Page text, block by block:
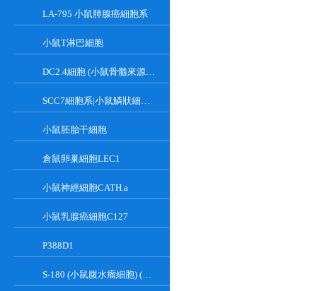
LA-795 小鼠肺腺癌細胞系
小鼠T淋巴細胞
DC2.4細胞 (小鼠骨髓來源樹突狀細胞)
SCC7細胞系|小鼠鱗狀細胞癌細胞
小鼠胚胎干細胞
倉鼠卵巢細胞LEC1
小鼠神經細胞CATH.a
小鼠乳腺癌細胞C127
P388D1
S-180 (小鼠腹水瘤細胞) (種屬鑒定正確)